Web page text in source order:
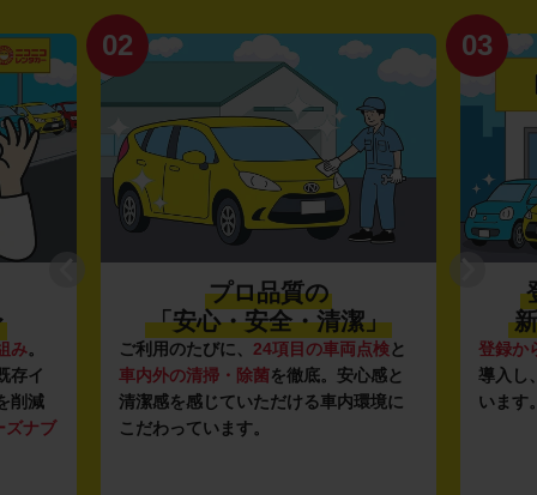
み。
存イ
削減
ズナブ
02
プロ品質の
「安心・安全・清潔」
ご利用のたびに、 24項目の車両点検と
車内外の清掃・除菌を徹底。安心感と
清潔感を感じていただける車内環境に
こだわっています。
03
登録か
導入し
います